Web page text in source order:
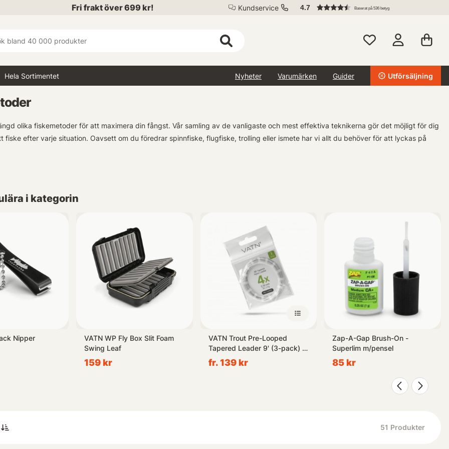
Fri frakt över 699 kr! Kundservice 4.7 Baserat på 536 betyg
Hela Sortimentet Nyheter Varumärken Guider Utförsäljning
olika fiskemetoder för att maximera din fångst. Vår samling av de vanligaste och mest effektiva teknikerna gör det möjligt för dig
fiske efter varje situation. Oavsett om du föredrar spinnfiske, flugfiske, trolling eller ismete har vi allt du behöver för att lyckas på
efter att utvidga vårt sortiment med nya och specialiserade metoder såsom havsfiske, speciemenfiske och vinterfiske. Genom vår
väljer när det kommer till sport-och friluftsliv.
i kategorin
Nipper
VATN WP Fly Box Slit Foam
Swing Leaf
159 kr
VATN Trout Pre-Looped
Tapered Leader 9' (3-pack) -
4X 0,18mm
fr. 139 kr
Zap-A-Gap Brush-On -
Superlim m/pensel
85 kr
51 Produkter